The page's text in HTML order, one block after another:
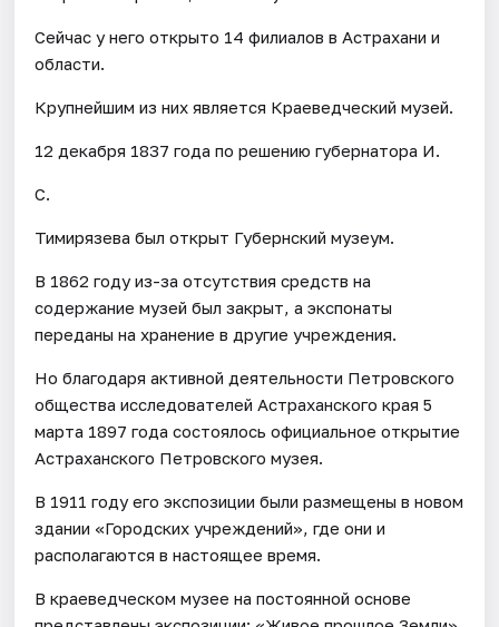
Сейчас у него открыто 14 филиалов в Астрахани и
области.
Крупнейшим из них является Краеведческий музей.
12 декабря 1837 года по решению губернатора И.
С.
Тимирязева был открыт Губернский музеум.
В 1862 году из-за отсутствия средств на
содержание музей был закрыт, а экспонаты
переданы на хранение в другие учреждения.
Но благодаря активной деятельности Петровского
общества исследователей Астраханского края 5
марта 1897 года состоялось официальное открытие
Астраханского Петровского музея.
В 1911 году его экспозиции были размещены в новом
здании «Городских учреждений», где они и
располагаются в настоящее время.
В краеведческом музее на постоянной основе